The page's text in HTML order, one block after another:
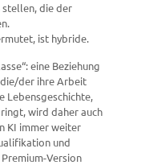
stellen, die der
ist hybride.
eine Beziehung
der ihre Arbeit
Lebensgeschichte,
wird daher auch
KI immer weiter
und
Version